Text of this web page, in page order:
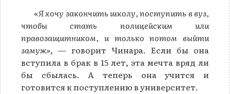
«Я хочу закончить школу, поступить в вуз,
чтобы стать полицейским или
правозащитником, и только потом выйти
замуж», — говорит Чинара. Если бы она
вступила в брак в 15 лет, эта мечта вряд ли
бы сбылась. А теперь она учится и
готовится к поступлению в университет.